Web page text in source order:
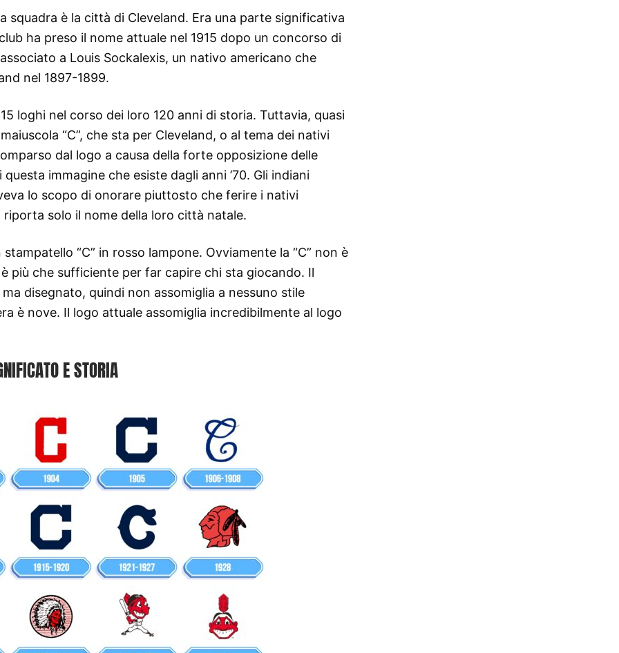
squadra è la città di Cleveland. Era una parte significativa
ha preso il nome attuale nel 1915 dopo un concorso di
a Louis Sockalexis, un nativo americano che
nel 1897-1899.
loghi nel corso dei loro 120 anni di storia. Tuttavia, quasi
“C”, che sta per Cleveland, o al tema dei nativi
dal logo a causa della forte opposizione delle
immagine che esiste dagli anni ’70. Gli indiani
lo scopo di onorare piuttosto che ferire i nativi
solo il nome della loro città natale.
“C” in rosso lampone. Ovviamente la “C” non è
più che sufficiente per far capire chi sta giocando. Il
disegnato, quindi non assomiglia a nessuno stile
è nove. Il logo attuale assomiglia incredibilmente al logo
E STORIA